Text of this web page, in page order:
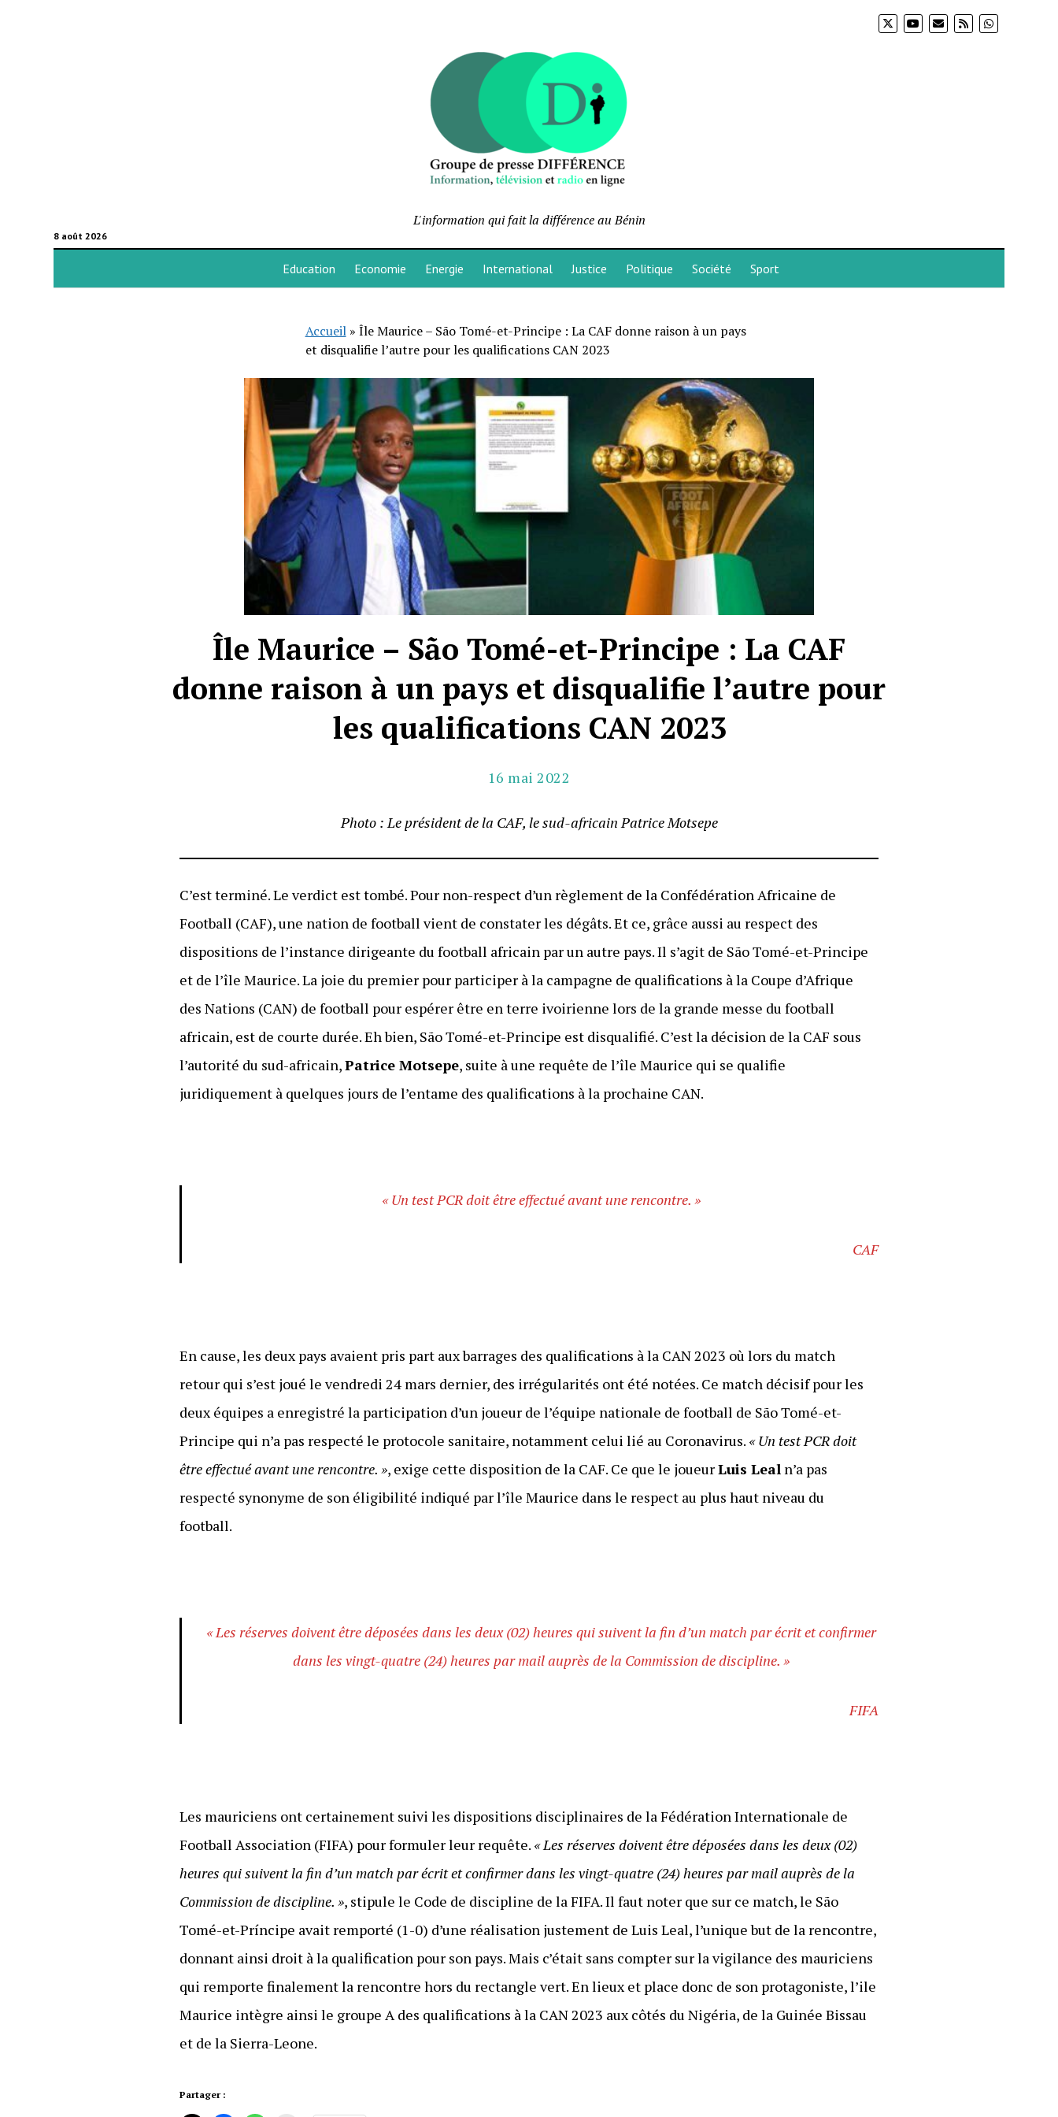
8 août 2026
L'information qui fait la différence au Bénin
Education Economie Energie International Justice Politique Société Sport
Accueil» Île Maurice – São Tomé-et-Principe : La CAF donne raison à un pays
et disqualifie l’autre pour les qualifications CAN 2023
Île Maurice – São Tomé-et-Principe : La CAF
donne raison à un pays et disqualifie l’autre pour
les qualifications CAN 2023
16 mai 2022
Photo : Le président de la CAF, le sud-africain Patrice Motsepe
C’est terminé. Le verdict est tombé. Pour non-respect d’un règlement de la Confédération Africaine de
Football (CAF), une nation de football vient de constater les dégâts. Et ce, grâce aussi au respect des
dispositions de l’instance dirigeante du football africain par un autre pays. Il s’agit de São Tomé-et-Principe
et de l’île Maurice. La joie du premier pour participer à la campagne de qualifications à la Coupe d’Afrique
des Nations (CAN) de football pour espérer être en terre ivoirienne lors de la grande messe du football
africain, est de courte durée. Eh bien, São Tomé-et-Principe est disqualifié. C’est la décision de la CAF sous
l’autorité du sud-africain,Patrice Motsepe, suite à une requête de l’île Maurice qui se qualifie
juridiquement à quelques jours de l’entame des qualifications à la prochaine CAN.
« Un test PCR doit être effectué avant une rencontre. »
CAF
En cause, les deux pays avaient pris part aux barrages des qualifications à la CAN 2023 où lors du match
retour qui s’est joué le vendredi 24 mars dernier, des irrégularités ont été notées. Ce match décisif pour les
deux équipes a enregistré la participation d’un joueur de l’équipe nationale de football de São Tomé-et-
Principe qui n’a pas respecté le protocole sanitaire, notamment celui lié au Coronavirus. « Un test PCR doit
être effectué avant une rencontre. », exige cette disposition de la CAF. Ce que le joueurLuis Leal n’a pas
respecté synonyme de son éligibilité indiqué par l’île Maurice dans le respect au plus haut niveau du
football.
« Les réserves doivent être déposées dans les deux (02) heures qui suivent la fin d’un match par écrit et confirmer
dans les vingt-quatre (24) heures par mail auprès de la Commission de discipline. »
FIFA
Les mauriciens ont certainement suivi les dispositions disciplinaires de la Fédération Internationale de
Football Association (FIFA) pour formuler leur requête. « Les réserves doivent être déposées dans les deux (02)
heures qui suivent la fin d’un match par écrit et confirmer dans les vingt-quatre (24) heures par mail auprès de la
Commission de discipline. », stipule le Code de discipline de la FIFA. Il faut noter que sur ce match, le São
Tomé-et-Príncipe avait remporté (1-0) d’une réalisation justement de Luis Leal, l’unique but de la rencontre,
donnant ainsi droit à la qualification pour son pays. Mais c’était sans compter sur la vigilance des mauriciens
qui remporte finalement la rencontre hors du rectangle vert. En lieux et place donc de son protagoniste, l’ile
Maurice intègre ainsi le groupe A des qualifications à la CAN 2023 aux côtés du Nigéria, de la Guinée Bissau
et de la Sierra-Leone.
Partager :